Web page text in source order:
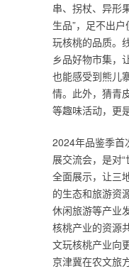
串、拐杖、异形
生品”，足不出
玩核桃的品质。
乡品好物市集，
也能感受到熊儿
情。此外，猜青
等趣味活动，更
2024年品鉴季首
展交流会，是对
全面展示，让三
的生态和旅游资
休闲旅游等产业
核桃产业的资源
文玩核桃产业向
京津冀在农文旅